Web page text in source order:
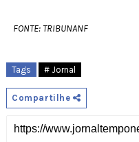
FONTE: TRIBUNANF
Tags # Jornal
Compartilhe